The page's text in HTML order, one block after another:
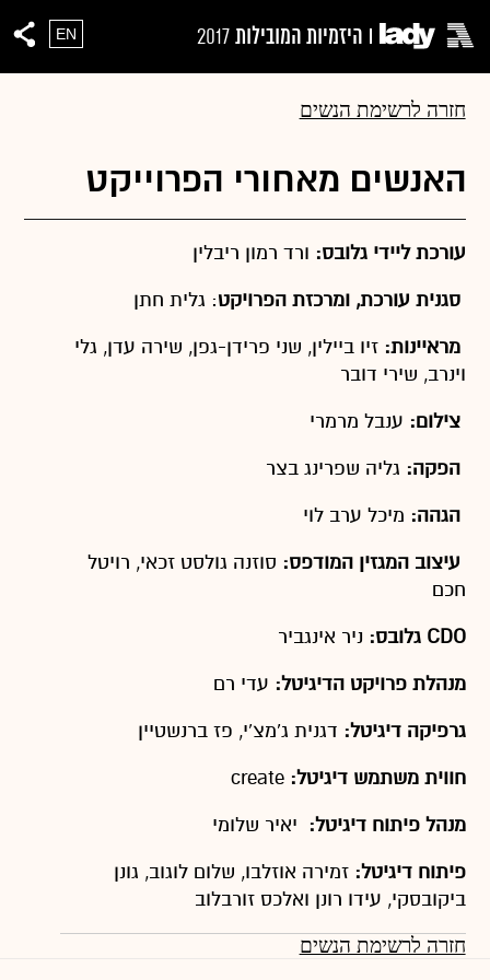
היזמיות המובילות 2017
EN
חזרה לרשימת הנשים
האנשים מאחורי הפרוייקט
עורכת ליידי גלובס: ורד רמון ריבלין
סגנית עורכת, ומרכזת הפרויקט: גלית חתן
מראיינות: זיו ביילין, שני פרידן-גפן, שירה עדן, גלי
וינרב, שירי דובר
צילום: ענבל מרמרי
הפקה: גליה שפרינג בצר
הגהה: מיכל ערב לוי
עיצוב המגזין המודפס: סוזנה גולסט זכאי, רויטל
חכם
CDO גלובס:
ניר אינגביר
מנהלת פרויקט הדיגיטל: עדי רם
גרפיקה דיגיטל: דגנית ג'מצ'י, פז ברנשטיין
חווית משתמש דיגיטל: create
מנהל פיתוח דיגיטל: יאיר שלומי
פיתוח דיגיטל: זמירה אוזלבו, שלום לוגוב, גונן
ביקובסקי, עידו רונן ואלכס זורבלוב
חזרה לרשימת הנשים